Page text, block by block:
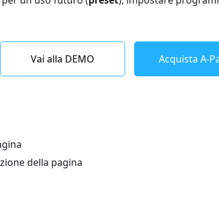
Vai alla DEMO Acquista A-
della pagina